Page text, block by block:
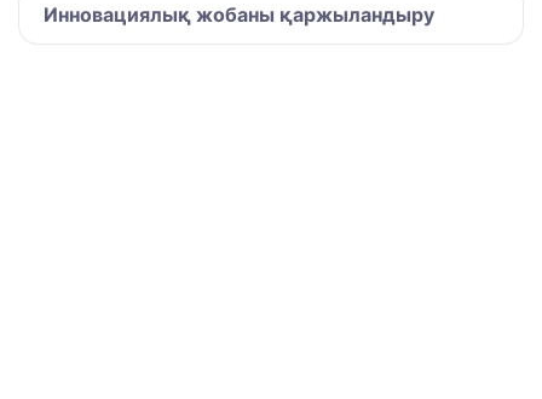
Инновациялық жобаны қаржыландыру